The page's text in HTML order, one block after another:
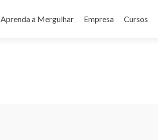
para
Aprenda a Mergulhar Empresa Cursos